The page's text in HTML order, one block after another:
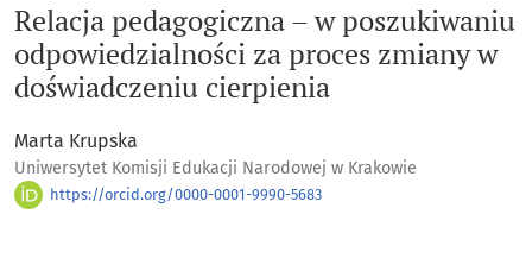
Relacja pedagogiczna – w poszukiwaniu
odpowiedzialności za proces zmiany w
doświadczeniu cierpienia
Marta Krupska
Uniwersytet Komisji Edukacji Narodowej w Krakowie
https://orcid.org/0000-0001-9990-5683